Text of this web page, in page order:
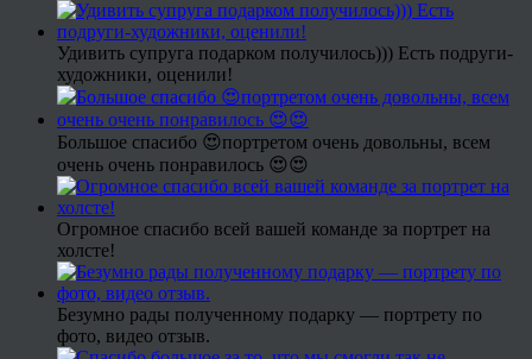
Удивить супруга подарком получилось))) Есть подруги-
художники, оценили!
Большое спасибо 😍портретом очень довольны, всем
очень очень понравилось 😍😍
Огромное спасибо всей вашей команде за портрет на
холсте!
Безумно рады полученному подарку — портрету по
фото, видео отзыв.